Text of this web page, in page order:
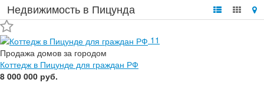
Недвижимость в Пицунда
11
Продажа домов за городом
Коттедж в Пицунде для граждан РФ
8 000 000 руб.